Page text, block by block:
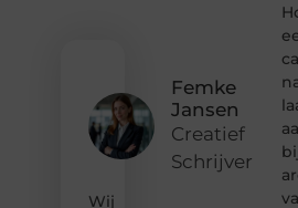
Femke
Jansen
Creatief
Schrijver
Wij